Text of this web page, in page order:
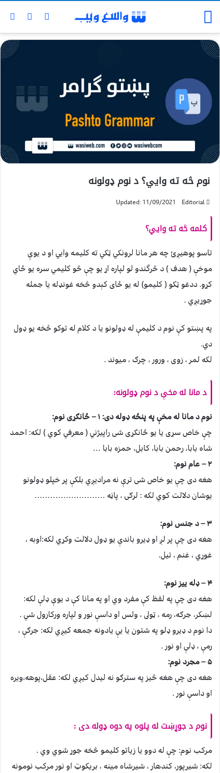
نوم څه ته وايي؟ د نوم ډولونه
Editorial
Updated: 11/09/2021
کلمه څه ته وايي؟
تاسو پوهيږئ چه هر مانا لرونكي ټكي ته كليمه وايي او د يوې
موخې ( هدف ) د څرگندو لو لپاره اړ يو چې څو كليمي سره يو ځاي
كړو. ددغو ټكو ( كليمو) له يو ځاى كېدو څخه غونډله يا جمله
جوړيږي .
په پښتو كې نوم د كليمې له ډولونو يا د كلام له توكو څخه يو ډول
دي.
لكه لمر ، زوى ، ورور ، چرګ ، ميوند .
د مانا له مخې د نوم ډولونه:
نوم د مانا له مخې په پنځه ډوله دى: ۱ – ځانګړى نوم:
چې خاص سړى يا يو ځانګړى شى راپيژني ( معرفي كوي ) لكه: احمد
شاه بابا، رحمن بابا، كابل، حمزه بابا …
۲ – عام نوم:
هغه دى چې يو خاص شى ترې نه مراديږي بلكې پر خپلو ډولونو
يوشان دلالت كوي لكه : لرګى ، پاڼه ………………………
۳ – د جنس نوم:
هغه دى چې پر لږ او ډيرو باندې يو ډول دلالت وكړي لكه:اوبه ،
غوړي ، غنم ، تيل.
۴ – ډله ييز نوم:
هغه دى چې په لفظ كې مفرد وي او په مانا كې د يوې ډلې لكه:
لښكر، جرګه، رمه ، ټولى ، ولس او داسې نور و لپاره وركارول شي .
دا نوم د ډيرو ډلو په شتون يا يې يادونه جمعه كيږي لكه: جرګې ،
رمې ، ډلې او نور .
۵ – مجرد نوم:
هغه دى چې هغه څيز په سترګو نه ليدل كيږي لكه: عقل،پوهه،ويره
او داسې نور .
نوم د جوړښت له پلوه په دوه ډوله دى :
مركب نوم: چې له دوو يا زياتو كليمو څخه جوړ شوي وي .
لكه: شيرپور، كندهار ، شيرشاه مينه ، بريكوټ او نور مركب نومونه